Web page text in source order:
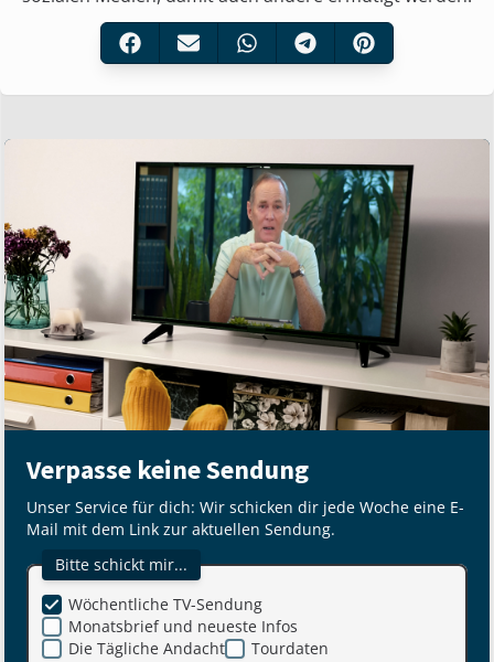
Verpasse keine Sendung
Unser Service für dich: Wir schicken dir jede Woche eine E-
Mail mit dem Link zur aktuellen Sendung.
Bitte schickt mir...
Monatsbrief und neueste Infos
Die Tägliche Andacht
Wöchentliche TV-Sendung
Tourdaten